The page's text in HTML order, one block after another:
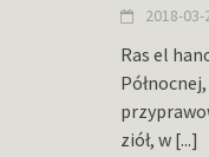
2018-03-
Ras el
ziół, w [...]